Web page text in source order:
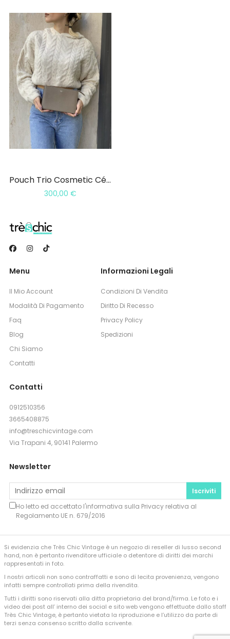
Pouch Trio Cosmetic Céline
300,00 €
Menu
Il Mio Account
Modalità Di Pagamento
Faq
Blog
Chi Siamo
Contatti
Informazioni Legali
Condizioni Di Vendita
Diritto Di Recesso
Privacy Policy
Spedizioni
Contatti
0912510356
3665408875
info@treschicvintage.com
Via Trapani 4, 90141 Palermo
Newsletter
Iscriviti
Ho letto ed accettato l'informativa sulla Privacyrelativa al
Regolamento UE n. 679/2016
Si evidenzia che Très Chic Vintage è un negozio di reseller di lusso second
hand, non è pertanto rivenditore ufficiale o detentore di diritti dei marchi
rappresentati in foto.
I nostri articoli non sono contraffatti e sono di lecita provenienza, vengono
infatti sempre controllati prima della rivendita.
Tutti i diritti sono riservati alla ditta proprietaria del brand/firma. Le foto e i
video dei post all’ interno dei social e sito web vengono effettuate dallo staff
Très Chic Vintage, è pertanto vietata la riproduzione e l’utilizzo da parte di
terzi senza consenso scritto dalla scrivente.